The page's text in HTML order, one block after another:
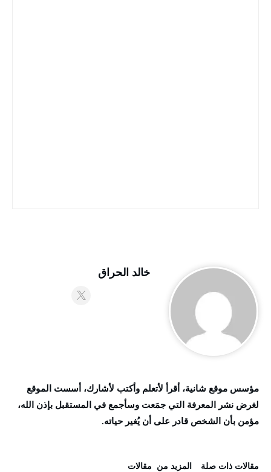
خالد الحراق
مؤسس موقع شانية، أقرأ لأتعلم وأكتب لأشارك، أسست الموقع
لغرض نشر المعرفة التي جمَعت وسأجمع في المستقبل بإذن الله،
مؤمن بأن الشخص قادر على أن يُغير حياته.
‫مقالات ذات صلة‬ ‫المزيد من ‬ مقالات